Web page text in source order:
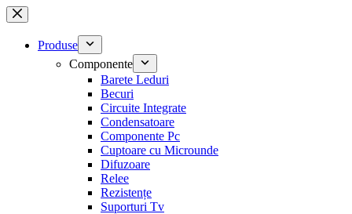
Sari
la
conținutProduse
Componente
Barete Leduri
Becuri
Circuite Integrate
Condensatoare
Componente Pc
Cuptoare cu Microunde
Difuzoare
Relee
Rezistențe
Suporturi Tv